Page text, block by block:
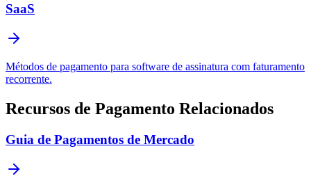
SaaS
Métodos de pagamento para software de assinatura com faturamento
recorrente.
Recursos de Pagamento Relacionados
Guia de Pagamentos de Mercado